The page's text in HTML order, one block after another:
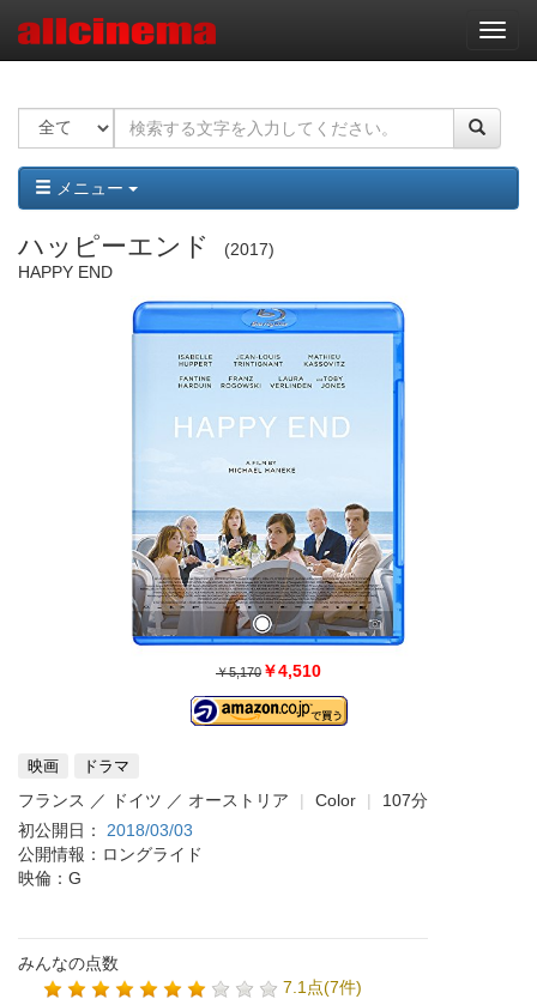
ナ
ビ
ー
ョ
ン
メニュー
ハッピーエンド
2017
HAPPY END
￥5,170 ￥4,510
映画 ドラマ
フランス ／ ドイツ ／ オーストリア Color
107分
初公開日： 2018/03/03
公開情報：ロングライド
映倫：G
みんなの点数
7.1点(7件)